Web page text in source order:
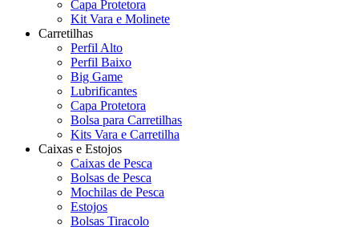
Capa Protetora
Kit Vara e Molinete
Carretilhas
Perfil Alto
Perfil Baixo
Big Game
Lubrificantes
Capa Protetora
Bolsa para Carretilhas
Kits Vara e Carretilha
Caixas e Estojos
Caixas de Pesca
Bolsas de Pesca
Mochilas de Pesca
Estojos
Bolsas Tiracolo